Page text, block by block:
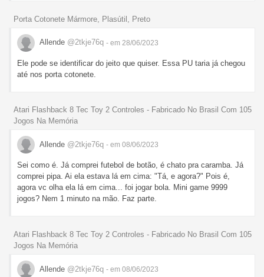
Porta Cotonete Mármore, Plasútil, Preto
Allende @2tkje76q - em 28/06/2023
Ele pode se identificar do jeito que quiser. Essa PU taria já chegou
até nos porta cotonete.
Atari Flashback 8 Tec Toy 2 Controles - Fabricado No Brasil Com 105
Jogos Na Memória
Allende @2tkje76q - em 08/06/2023
Sei como é. Já comprei futebol de botão, é chato pra caramba. Já
comprei pipa. Ai ela estava lá em cima: "Tá, e agora?" Pois é,
agora vc olha ela lá em cima... foi jogar bola. Mini game 9999
jogos? Nem 1 minuto na mão. Faz parte.
Atari Flashback 8 Tec Toy 2 Controles - Fabricado No Brasil Com 105
Jogos Na Memória
Allende @2tkje76q - em 08/06/2023